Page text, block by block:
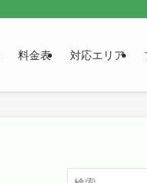
料金表 対応エリア